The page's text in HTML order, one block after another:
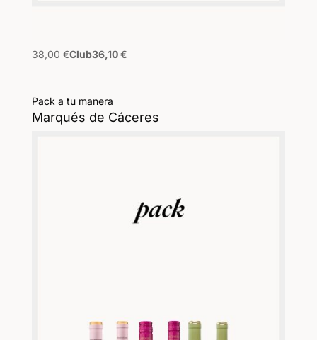
38,00 €Club36,10€
Pack a tu manera
Marqués de Cáceres